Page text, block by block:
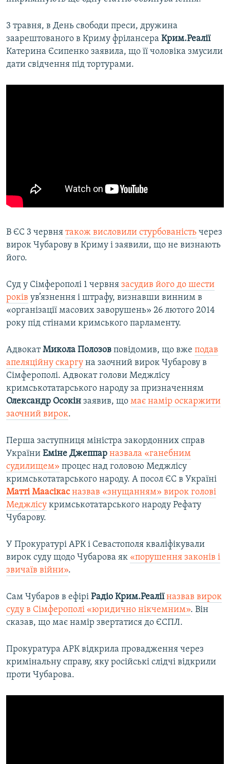
3 травня, в День свободи преси, дружина
заарештованого в Криму фрілансера Крим.Реалії
Катерина Єсипенко заявила, що її чоловіка змусили
дати свідчення під тортурами.
В ЄС 3 червня також висловили стурбованість через
вирок Чубарову в Криму і заявили, що не визнають
його.
Суд у Сімферополі 1 червня засудив його до шести
років ув’язнення і штрафу, визнавши винним в
«організації масових заворушень» 26 лютого 2014
року під стінами кримського парламенту.
АдвокатМикола Полозов повідомив, що вже подав
апеляційну скаргу на заочний вирок Чубарову в
Сімферополі. Адвокат голови Меджлісу
кримськотатарського народу за призначенням
Олександр Осокін заявив, що має намір оскаржити
заочний вирок.​
Перша заступниця міністра закордонних справ
України Еміне Джеппар назвала «ганебним
судилищем» процес над головою Меджлісу
кримськотатарського народу. А посол ЄС в Україні
Матті Маасікасназвав «знущанням» вирок голові
Меджлісу кримськотатарського народу Рефату
Чубарову.
У Прокуратурі АРК і Севастополя кваліфікували
вирок суду щодо Чубарова як «порушення законів і
звичаїв війни».
Сам Чубаров в ефірі Радіо Крим.Реалії назвав вирок
суду в Сімферополі «юридично нікчемним». Він
сказав, що має намір звертатися до ЄСПЛ.
Прокуратура АРК відкрила провадження через
кримінальну справу, яку російські слідчі відкрили
проти Чубарова.